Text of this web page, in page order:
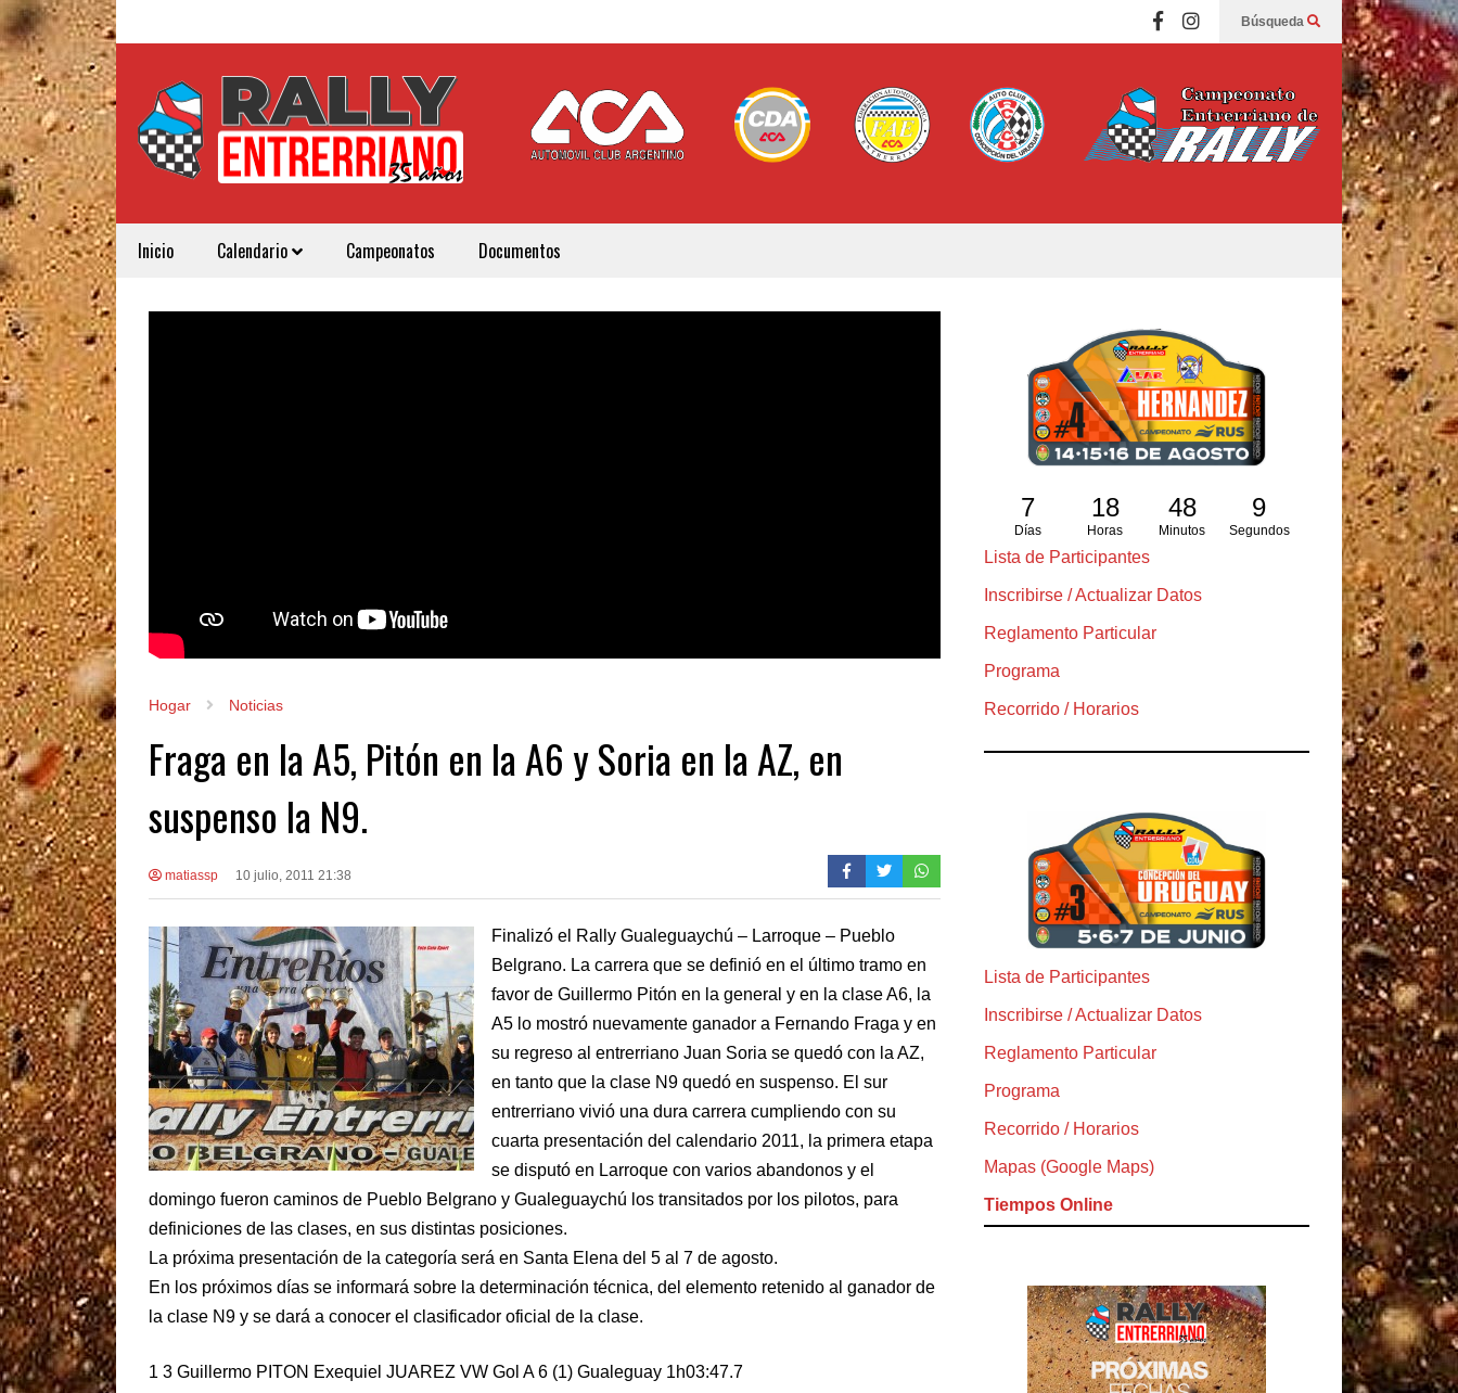
Búsqueda
Inicio Calendario Campeonatos Documentos
Hogar Noticias
Fraga en la A5, Pitón en la A6 y Soria en la AZ, en
suspenso la N9.
matiassp 10 julio, 2011 21:38
Finalizó el Rally Gualeguaychú – Larroque – Pueblo
Belgrano. La carrera que se definió en el último tramo en
favor de Guillermo Pitón en la general y en la clase A6, la
A5 lo mostró nuevamente ganador a Fernando Fraga y en
su regreso al entrerriano Juan Soria se quedó con la AZ,
en tanto que la clase N9 quedó en suspenso. El sur
entrerriano vivió una dura carrera cumpliendo con su
cuarta presentación del calendario 2011, la primera etapa
se disputó en Larroque con varios abandonos y el
domingo fueron caminos de Pueblo Belgrano y Gualeguaychú los transitados por los pilotos, para
definiciones de las clases, en sus distintas posiciones.
La próxima presentación de la categoría será en Santa Elena del 5 al 7 de agosto.
En los próximos días se informará sobre la determinación técnica, del elemento retenido al ganador de
la clase N9 y se dará a conocer el clasificador oficial de la clase.
1 3 Guillermo PITON Exequiel JUAREZ VW Gol A 6 (1) Gualeguay 1h03:47.7
7
Días
18
Horas
48
Minutos
7
Segundos
Lista de Participantes
Inscribirse / Actualizar Datos
Reglamento Particular
Programa
Recorrido / Horarios
Lista de Participantes
Inscribirse / Actualizar Datos
Reglamento Particular
Programa
Recorrido / Horarios
Mapas (Google Maps)
Tiempos Online